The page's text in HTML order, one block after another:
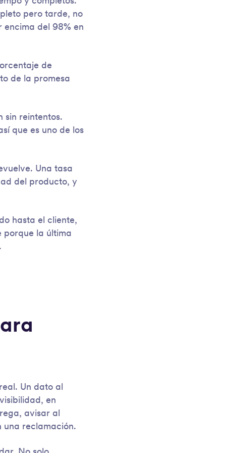
pero tarde, no
encima del 98% en
de
de la promesa
sin reintentos.
que es uno de los
Una tasa
del producto, y
hasta el cliente,
porque la última
Un dato al
en
avisar al
una reclamación.